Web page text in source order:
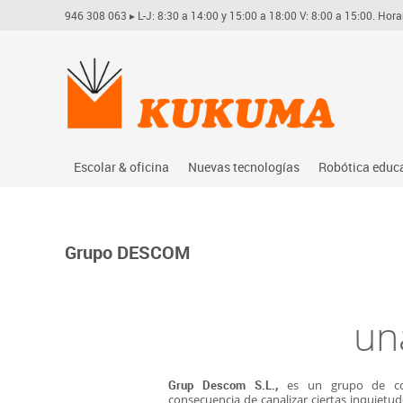
946 308 063 ▸ L-J: 8:30 a 14:00 y 15:00 a 18:00 V: 8:00 a 15:00.
Escolar & oficina
Complementos oficina
Material escolar
Nuevas tecnologías Robótica
Otros
Grupo DESCOM
Grup Descom S.L.,es un grupo de
consecuencia de canalizar ciertas